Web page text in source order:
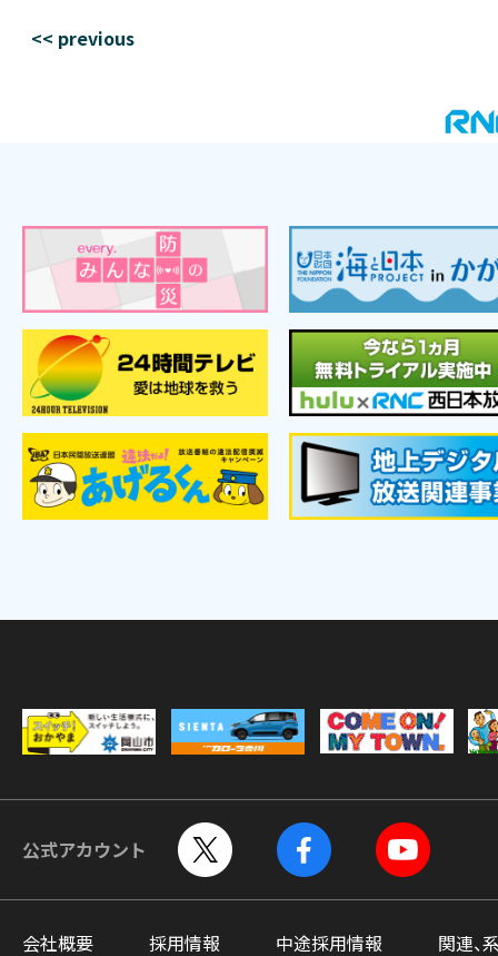
<< previous
公式アカウント
会社概要 採用情報 中途採用情報 関連、